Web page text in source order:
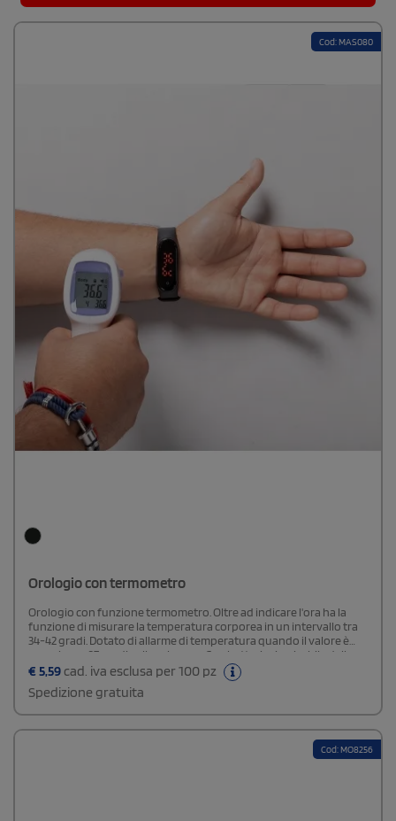
Cod: MAS080
Orologio con termometro
Orologio con funzione termometro. Oltre ad indicare l'ora ha la
funzione di misurare la temperatura corporea in un intervallo tra
34-42 gradi. Dotato di allarme di temperatura quando il valore è
superiore a 37 gradi sullo schermo. Con batteria ricaricabile dalla
grande autonomia di funzionamento (fino a 30 giorni), ricaricabile
tramite cavo USB (incluso).Orologio in TPU con schermo LED da
0,96 pollici integrato.Ottimo per l'uso quotidiano
€ 5,59 cad. iva esclusa per 100 pz
Spedizione gratuita
Cod: MO8256